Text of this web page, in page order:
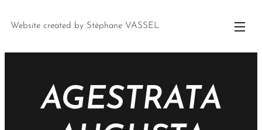
Website created by Stéphane VASSEL
AGESTRATA